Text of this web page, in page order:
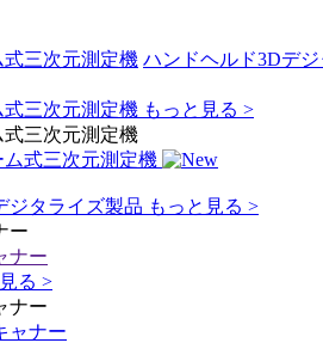
三次元測定機 ハンドヘルド3Dデ
三次元測定機 もっと見る >
三次元測定機
ジタライズ製品 もっと見る >
ー
る >
ナー